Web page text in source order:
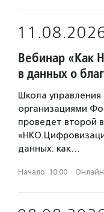
Вебинар «Как
в данных о
Школа
организациями
проведет второй
данных: как…
Начало: 10:00 · Онлайн